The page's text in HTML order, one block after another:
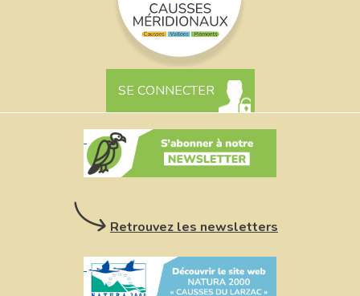
SE CONNECTER
Retrouvez les newsletters